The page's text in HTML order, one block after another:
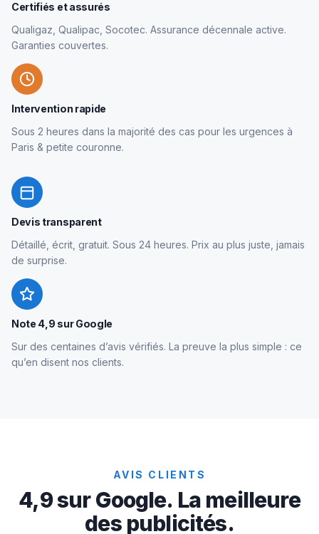
Certifiés et assurés
Qualigaz, Qualipac, Socotec. Assurance décennale active.
Garanties couvertes.
Intervention rapide
Sous 2 heures dans la majorité des cas pour les urgences à
Paris & petite couronne.
Devis transparent
Détaillé, écrit, gratuit. Sous 24 heures. Prix au plus juste, jamais
de surprise.
Note 4,9 sur Google
Sur des centaines d’avis vérifiés. La preuve la plus simple : ce
qu’en disent nos clients.
AVIS CLIENTS
4,9 sur Google. La meilleure
des publicités.